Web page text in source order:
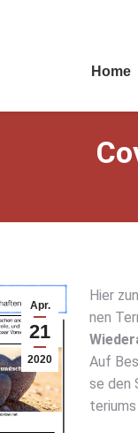
Home
Apr.
21
2020
Hier
nen
Auf
se den